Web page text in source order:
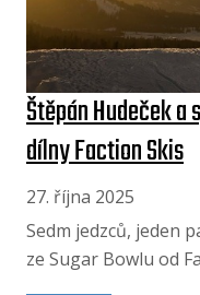
Štěpán Hudeček a
dílny Faction Skis
27. října 2025
Sedm jedzců, jeden
ze Sugar Bowlu od